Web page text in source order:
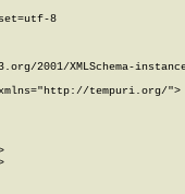
8
2001/XMLSchema-
tempuri.org/">